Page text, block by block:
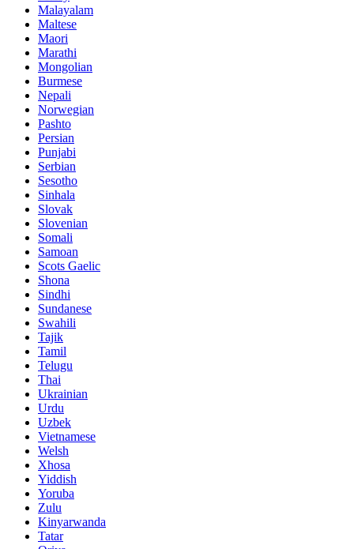
Malayalam
Maltese
Maori
Marathi
Mongolian
Burmese
Nepali
Norwegian
Pashto
Persian
Punjabi
Serbian
Sesotho
Sinhala
Slovak
Slovenian
Somali
Samoan
Scots Gaelic
Shona
Sindhi
Sundanese
Swahili
Tajik
Tamil
Telugu
Thai
Ukrainian
Urdu
Uzbek
Vietnamese
Welsh
Xhosa
Yiddish
Yoruba
Zulu
Kinyarwanda
Tatar